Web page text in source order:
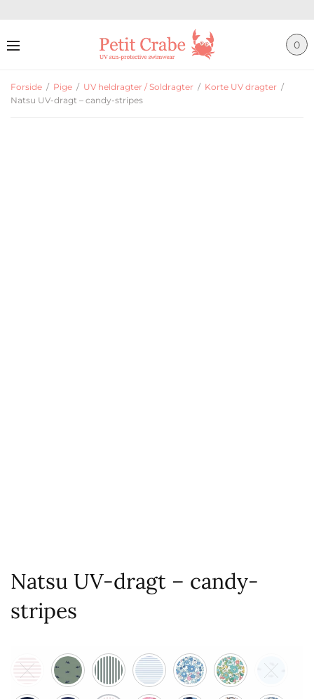
0
Forside / Pige / UV heldragter / Soldragter / Korte UV dragter /
Natsu UV-dragt – candy-stripes
Natsu UV-dragt – candy-
stripes